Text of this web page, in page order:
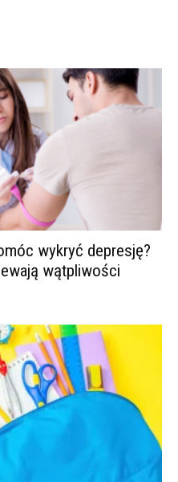
wykryć depresję?
wątpliwości